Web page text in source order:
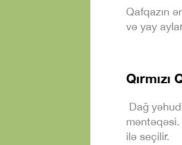
Qafqazın
və yay
Qırmızı
Dağ
məntəqəsi.
ilə seçilir.